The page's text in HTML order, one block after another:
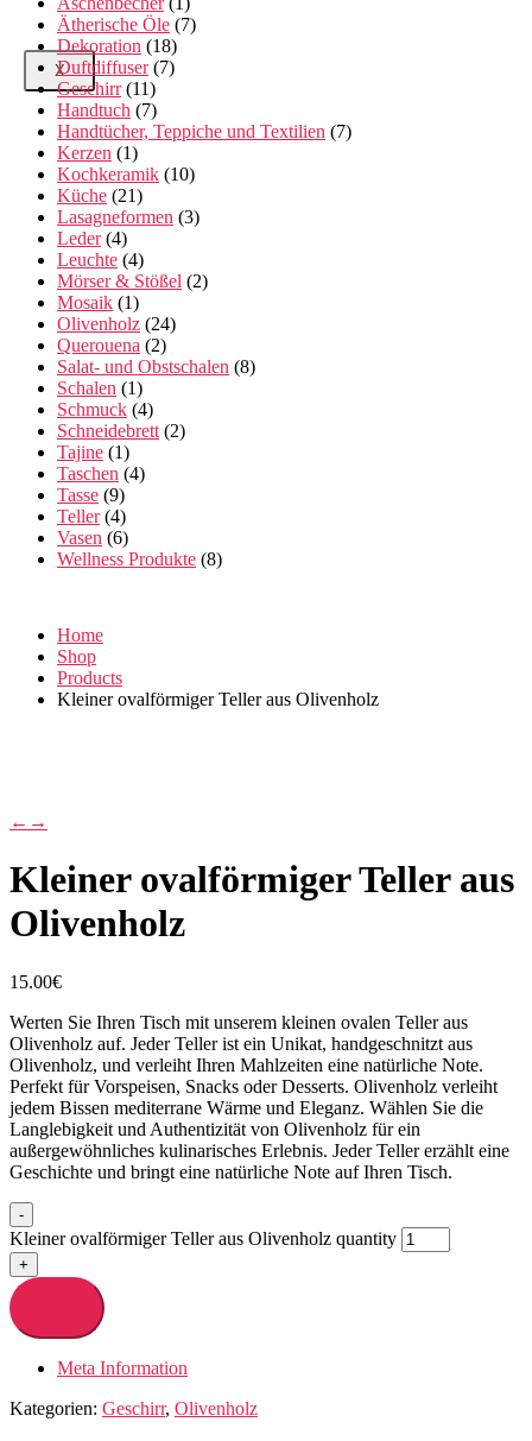
X
Ätherische Öle (7)
Dekoration (18)
Duftdiffuser (7)
Geschirr (11)
Handtuch (7)
Handtücher, Teppiche und Textilien (7)
Kerzen (1)
Kochkeramik (10)
Küche (21)
Lasagneformen (3)
Leder (4)
Leuchte (4)
Mörser & Stößel (2)
Mosaik (1)
Olivenholz (24)
Querouena (2)
Salat- und Obstschalen (8)
Schalen (1)
Schmuck (4)
Schneidebrett (2)
Tajine (1)
Taschen (4)
Tasse (9)
Teller (4)
Vasen (6)
Wellness Produkte (8)
Home
Shop
Products
Kleiner ovalförmiger Teller aus Olivenholz
← →
Kleiner ovalförmiger Teller aus
Olivenholz
15.00€
Werten Sie Ihren Tisch mit unserem kleinen ovalen Teller aus
Olivenholz auf. Jeder Teller ist ein Unikat, handgeschnitzt aus
Olivenholz, und verleiht Ihren Mahlzeiten eine natürliche Note.
Perfekt für Vorspeisen, Snacks oder Desserts. Olivenholz verleiht
jedem Bissen mediterrane Wärme und Eleganz. Wählen Sie die
Langlebigkeit und Authentizität von Olivenholz für ein
außergewöhnliches kulinarisches Erlebnis. Jeder Teller erzählt eine
Geschichte und bringt eine natürliche Note auf Ihren Tisch.
-
Kleiner ovalförmiger Teller aus Olivenholz quantity
+
Meta Information
Kategorien: Geschirr, Olivenholz